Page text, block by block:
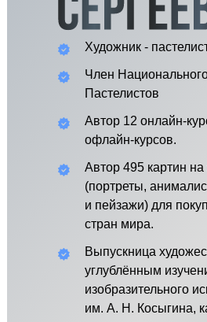
Художник -
Автор 12 онлайн-
офлайн-курсов.
Выпускница
углублённым
изобразительного
им. А. Н. Косыгина,
Член
Пастелистов
Автор 495 картин на
(портреты,
и пейзажи) для
стран мира.